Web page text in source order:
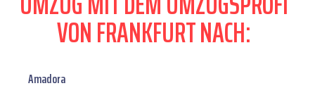
VON FRANKFURT NACH:
Amadora